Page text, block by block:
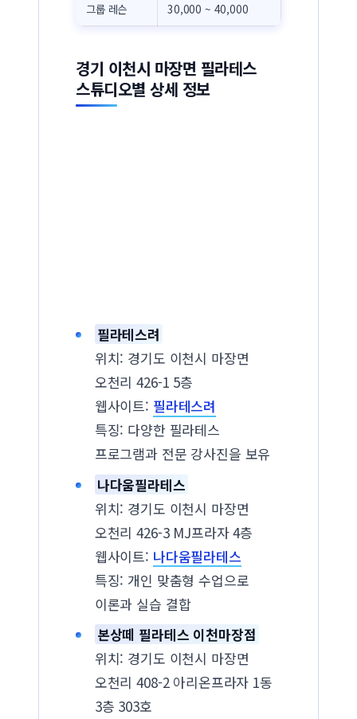
그룹 레슨 30,000 ~ 40,000
경기 이천시 마장면 필라테스
스튜디오별 상세 정보
필라테스려
위치: 경기도 이천시 마장면
오천리 426-1 5층
웹사이트: 필라테스려
특징: 다양한 필라테스
프로그램과 전문 강사진을 보유
나다움필라테스
위치: 경기도 이천시 마장면
오천리 426-3 MJ프라자 4층
웹사이트: 나다움필라테스
특징: 개인 맞춤형 수업으로
이론과 실습 결합
본상떼 필라테스 이천마장점
위치: 경기도 이천시 마장면
오천리 408-2 아리온프라자 1동
3층 303호